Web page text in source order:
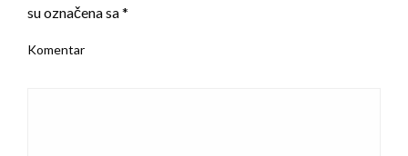
su označena sa*
Komentar